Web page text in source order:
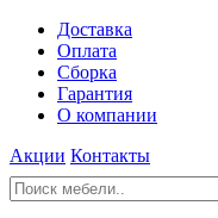
Доставка
Оплата
Сборка
Гарантия
О компании
Акции Контакты